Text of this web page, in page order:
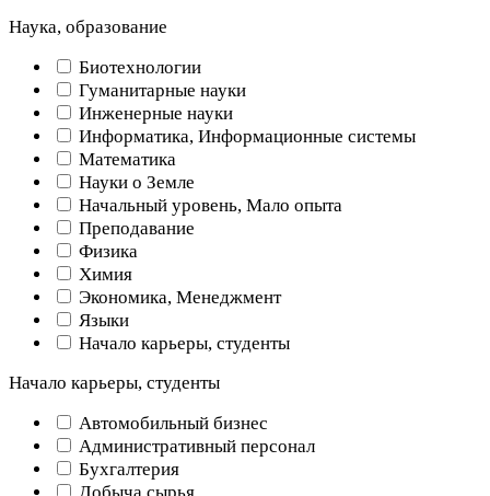
Наука, образование
Биотехнологии
Гуманитарные науки
Инженерные науки
Информатика, Информационные системы
Математика
Науки о Земле
Начальный уровень, Мало опыта
Преподавание
Физика
Химия
Экономика, Менеджмент
Языки
Начало карьеры, студенты
Начало карьеры, студенты
Автомобильный бизнес
Административный персонал
Бухгалтерия